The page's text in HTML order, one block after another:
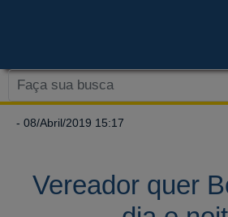
- 08/Abril/2019 15:17
Vereador quer